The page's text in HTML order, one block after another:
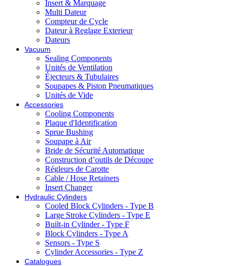
Insert & Marquage
Multi Dateur
Compteur de Cycle
Dateur à Reglage Exterieur
Dateurs
Vacuum
Sealing Components
Unités de Ventilation
Éjecteurs & Tubulaires
Soupapes & Piston Pneumatiques
Unités de Vide
Accessories
Cooling Components
Plaque d'Identification
Sprue Bushing
Soupape à Air
Bride de Sécurité Automatique
Construction d’outils de Découpe
Régleurs de Carotte
Cable / Hose Retainers
Insert Changer
Hydraulic Cylinders
Cooled Block Cylinders - Type B
Large Stroke Cylinders - Type E
Built-in Cylinder - Type F
Block Cylinders - Type A
Sensors - Type S
Cylinder Accessories - Type Z
Catalogues